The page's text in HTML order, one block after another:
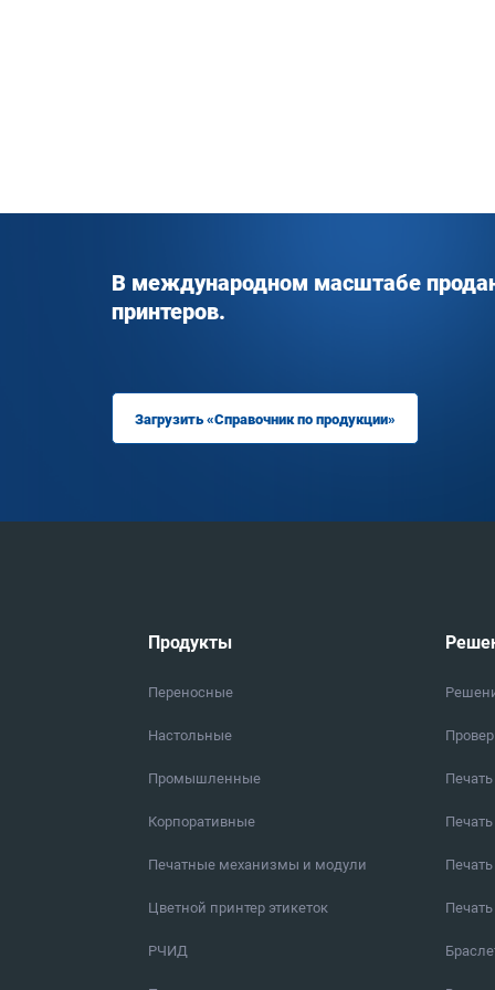
В международном масштабе
принтеров.
Загрузить «Справочник по продукции»
Продукты
Переносные
Настольные
Промышленные
Корпоративные
Печатные механизмы и модули
Цветной принтер этикеток
РЧИД